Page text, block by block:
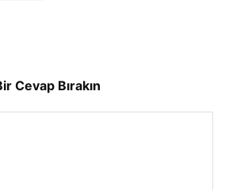
Cevap Bırakın